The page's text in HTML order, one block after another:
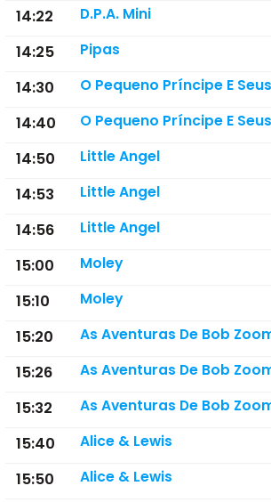
14:22 D.P.A. Mini
14:25 Pipas
14:30 O Pequeno Príncipe E
14:40 O Pequeno Príncipe E
14:50 Little Angel
14:53 Little Angel
14:56 Little Angel
15:00 Moley
15:10 Moley
15:20 As Aventuras De Bob
15:26 As Aventuras De Bob
15:32 As Aventuras De Bob
15:40 Alice & Lewis
15:50 Alice & Lewis